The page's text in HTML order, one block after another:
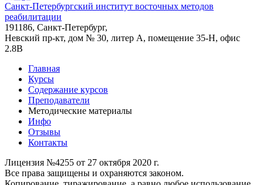
Санкт-Петербургский институт восточных методов
реабилитации
191186, Санкт-Петербург,
Невский пр-кт, дом № 30, литер А, помещение 35-Н, офис
2.8В
Главная
Курсы
Содержание курсов
Преподаватели
Методические материалы
Инфо
Отзывы
Контакты
Лицензия №4255 от 27 октября 2020 г.
Все права защищены и охраняются законом.